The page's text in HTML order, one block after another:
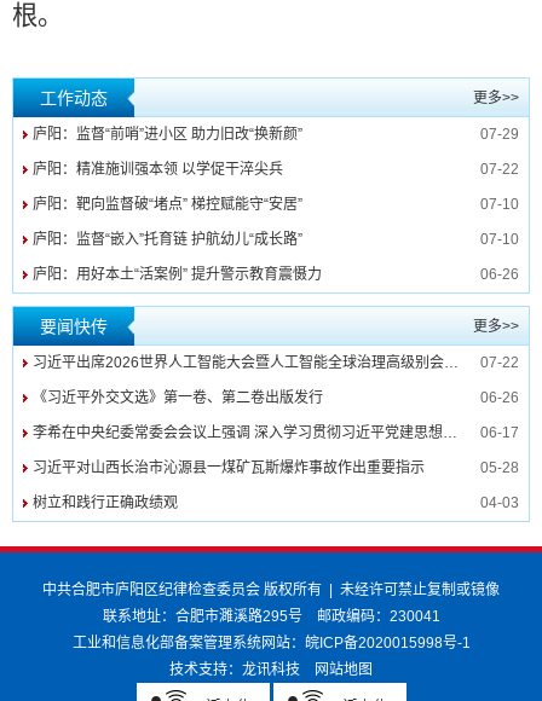
根。
工作动态 更多>>
庐阳：监督“前哨”进小区 助力旧改“换新颜” 07-29
庐阳：精准施训强本领 以学促干淬尖兵 07-22
庐阳：靶向监督破“堵点” 梯控赋能守“安居” 07-10
庐阳：监督“嵌入”托育链 护航幼儿“成长路” 07-10
庐阳：用好本土“活案例” 提升警示教育震慑力 06-26
要闻快传 更多>>
习近平出席2026世界人工智能大会暨人工智能全球治理高级别会议开幕式并发表主旨讲话 07-22
《习近平外交文选》第一卷、第二卷出版发行 06-26
李希在中央纪委常委会会议上强调 深入学习贯彻习近平党建思想 纵深推进纪检监察工作高质量发展 06-17
习近平对山西长治市沁源县一煤矿瓦斯爆炸事故作出重要指示 05-28
树立和践行正确政绩观 04-03
中共合肥市庐阳区纪律检查委员会 版权所有
未经许可禁止复制或镜像
联系地址：合肥市濉溪路295号
邮政编码：230041
工业和信息化部备案管理系统网站：
皖ICP备2020015998号-1
技术支持： 龙讯科技 网站地图